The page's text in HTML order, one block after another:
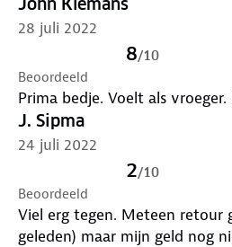
28 juli 2022
8/10
Beoordeeld
Prima bedje. Voelt als
J. Sipma
24 juli 2022
2/10
Beoordeeld
Viel erg tegen. Meteen retour
geleden) maar mijn geld nog